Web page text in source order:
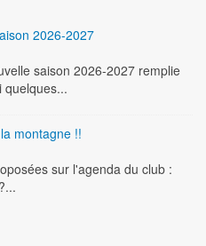
2026-2027
saison 2026-2027 remplie
quelques...
montagne !!
sur l'agenda du club :